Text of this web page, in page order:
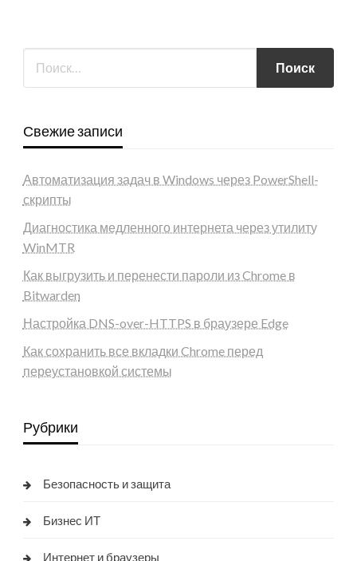
Свежие записи
Автоматизация задач в Windows через PowerShell-
скрипты
Диагностика медленного интернета через утилиту
WinMTR
Как выгрузить и перенести пароли из Chrome в
Bitwarden
Настройка DNS-over-HTTPS в браузере Edge
Как сохранить все вкладки Chrome перед
переустановкой системы
Рубрики
Безопасность и защита
Бизнес ИТ
Интернет и браузеры